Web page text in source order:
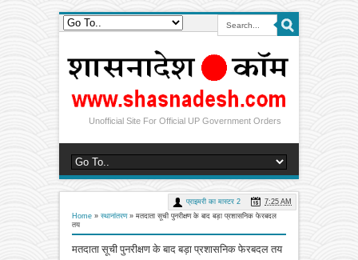
Unofficial Site For Official UP Government Orders
Home » स्थानांतरण» मतदाता सूची पुनरीक्षण के बाद बड़ा प्रशासनिक फेरबदल
तय
मतदाता सूची पुनरीक्षण के बाद बड़ा प्रशासनिक फेरबदल तय
प्राइमरी का मास्टर 2 7:25 AM